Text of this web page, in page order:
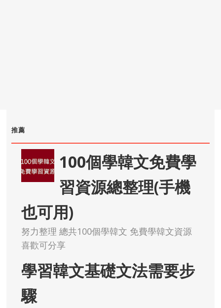
推薦
100個學韓文免費學
習資源總整理(手機
也可用)
努力整理 總共100個學韓文 免費學韓文資源
喜歡可分享
學習韓文基礎文法需要步
驟